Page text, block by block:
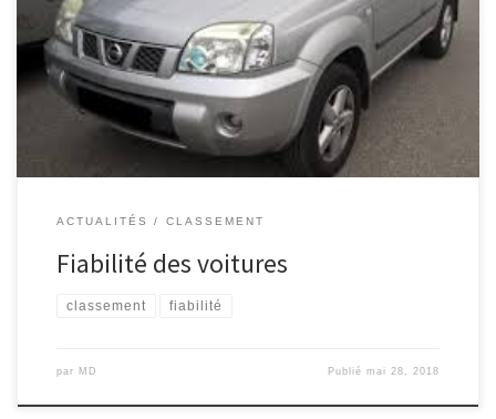
ce classement sur le taux de fiabilité des véhicules. Top 10 des
plus fiables Modèle Taux de rappel moyen (campagnes / année
par 100 000 unités vendues) Par rapport à la moyenne générale
Fiabilité moyenne, rapports consommateurs (sur 5) * […]
ACTUALITÉS CLASSEMENT
Fiabilité des voitures
classement fiabilité
par MD Publiémai 28, 2018